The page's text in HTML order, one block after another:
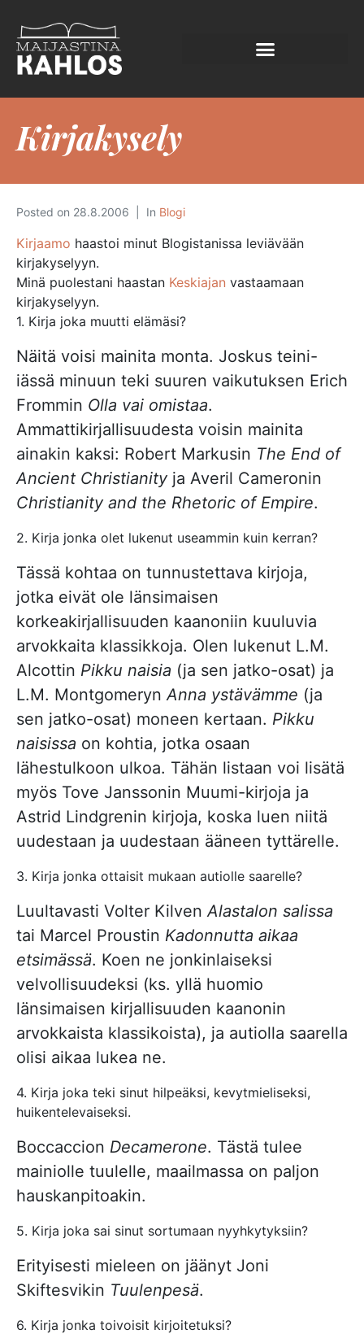
Kirjakysely
Posted on 28.8.2006 In Blogi
Kirjaamo haastoi minut Blogistanissa leviävään
kirjakyselyyn.
Minä puolestani haastan Keskiajan vastaamaan
kirjakyselyyn.
1. Kirja joka muutti elämäsi?
Näitä voisi mainita monta. Joskus teini-
iässä minuun teki suuren vaikutuksen Erich
Frommin Olla vai omistaa.
Ammattikirjallisuudesta voisin mainita
ainakin kaksi: Robert Markusin The End of
Ancient Christianityja Averil Cameronin
Christianity and the Rhetoric of Empire.
2. Kirja jonka olet lukenut useammin kuin kerran?
Tässä kohtaa on tunnustettava kirjoja,
jotka eivät ole länsimaisen
korkeakirjallisuuden kaanoniin kuuluvia
arvokkaita klassikkoja. Olen lukenut L.M.
Alcottin Pikku naisia (ja sen jatko-osat) ja
L.M. MontgomerynAnna ystävämme (ja
sen jatko-osat) moneen kertaan. Pikku
naisissa on kohtia, jotka osaan
lähestulkoon ulkoa. Tähän listaan voi lisätä
myös Tove Janssonin Muumi-kirjoja ja
Astrid Lindgrenin kirjoja, koska luen niitä
uudestaan ja uudestaan ääneen tyttärelle.
3. Kirja jonka ottaisit mukaan autiolle saarelle?
Luultavasti Volter KilvenAlastalon salissa
tai Marcel Proustin Kadonnutta aikaa
etsimässä. Koen ne jonkinlaiseksi
velvollisuudeksi (ks. yllä huomio
länsimaisen kirjallisuuden kaanonin
arvokkaista klassikoista), ja autiolla saarella
olisi aikaa lukea ne.
4. Kirja joka teki sinut hilpeäksi, kevytmieliseksi,
huikentelevaiseksi.
Boccaccion Decamerone. Tästä tulee
mainiolle tuulelle, maailmassa on paljon
hauskanpitoakin.
5. Kirja joka sai sinut sortumaan nyyhkytyksiin?
Erityisesti mieleen on jäänyt Joni
Skiftesvikin Tuulenpesä.
6. Kirja jonka toivoisit kirjoitetuksi?